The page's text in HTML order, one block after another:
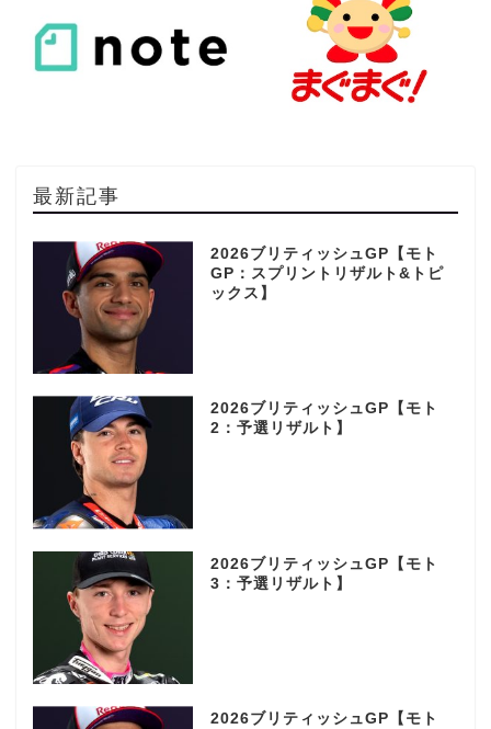
最新記事
2026ブリティッシュGP【モト
GP：スプリントリザルト&トピ
ックス】
2026ブリティッシュGP【モト
2：予選リザルト】
2026ブリティッシュGP【モト
3：予選リザルト】
2026ブリティッシュGP【モト